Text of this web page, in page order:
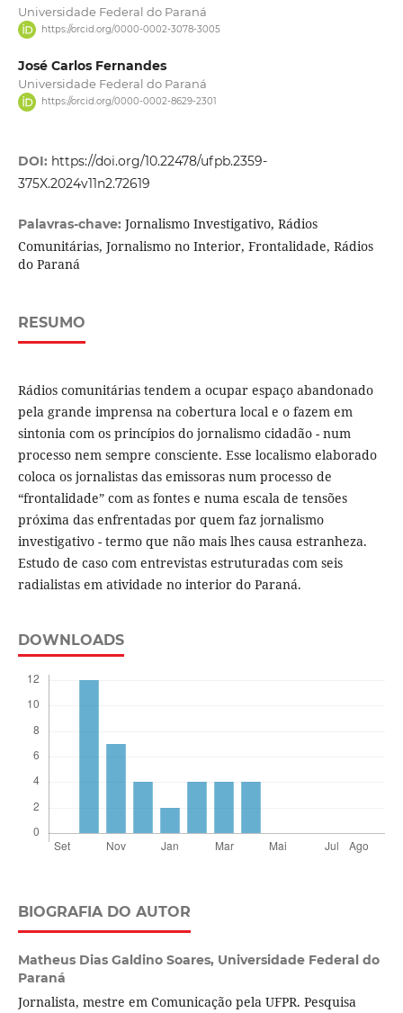
Universidade Federal do Paraná
https://orcid.org/0000-0002-3078-3005
José Carlos Fernandes
Universidade Federal do Paraná
https://orcid.org/0000-0002-8629-2301
DOI: https://doi.org/10.22478/ufpb.2359-
375X.2024v11n2.72619
Palavras-chave: Jornalismo Investigativo, Rádios
Comunitárias, Jornalismo no Interior, Frontalidade, Rádios
do Paraná
RESUMO
Rádios comunitárias tendem a ocupar espaço abandonado
pela grande imprensa na cobertura local e o fazem em
sintonia com os princípios do jornalismo cidadão - num
processo nem sempre consciente. Esse localismo elaborado
coloca os jornalistas das emissoras num processo de
“frontalidade” com as fontes e numa escala de tensões
próxima das enfrentadas por quem faz jornalismo
investigativo - termo que não mais lhes causa estranheza.
Estudo de caso com entrevistas estruturadas com seis
radialistas em atividade no interior do Paraná.
DOWNLOADS
BIOGRAFIA DO AUTOR
Matheus Dias Galdino Soares, Universidade Federal do
Paraná
Jornalista, mestre em Comunicação pela UFPR. Pesquisa